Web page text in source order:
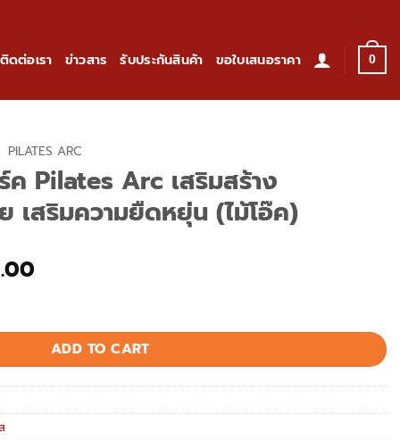
ติดต่อเรา ข่าวสาร รับประกันสินค้า ขอใบเสนอราคา 0
PILATES ARC
Pilates Arc เสริมสร้าง
เสริมความยืดหยุ่น (ไม้โอ๊ค)
฿5,900.00.
ริมสร้างสมรรถภาพทางกาย เสริมความยืดหยุ่น (ไม้โอ๊ค) quantity
ADD TO CART